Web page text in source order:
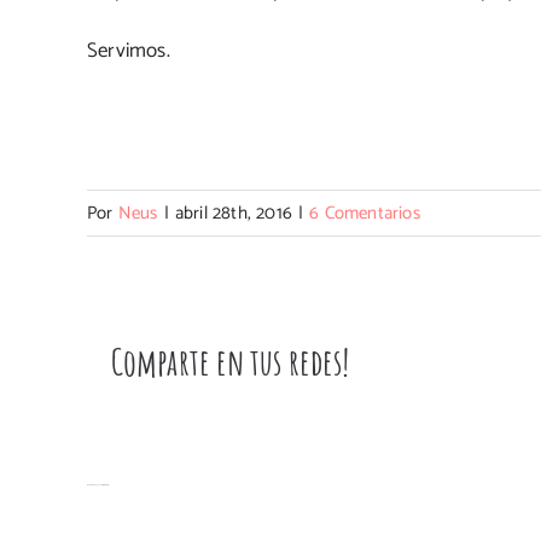
Servimos.
Por Neus | abril 28th, 2016 | 6 Comentarios
Comparte en tus redes!